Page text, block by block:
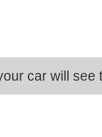
car will see